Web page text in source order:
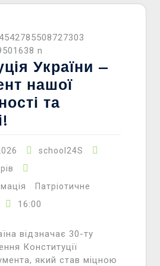
України –
нашої
та
school24S
Патріотичне
16:00
відзначає 30-ту
Конституції
який став міцною